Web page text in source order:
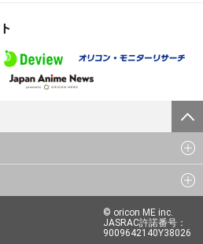
© oricon ME inc.
JASRAC許諾番号：
9009642140Y38026